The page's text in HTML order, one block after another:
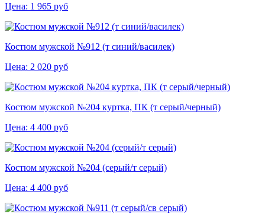
Цена: 1 965 руб
Костюм мужской №912 (т синий/василек)
Цена: 2 020 руб
Костюм мужской №204 куртка, ПК (т серый/черный)
Цена: 4 400 руб
Костюм мужской №204 (серый/т серый)
Цена: 4 400 руб